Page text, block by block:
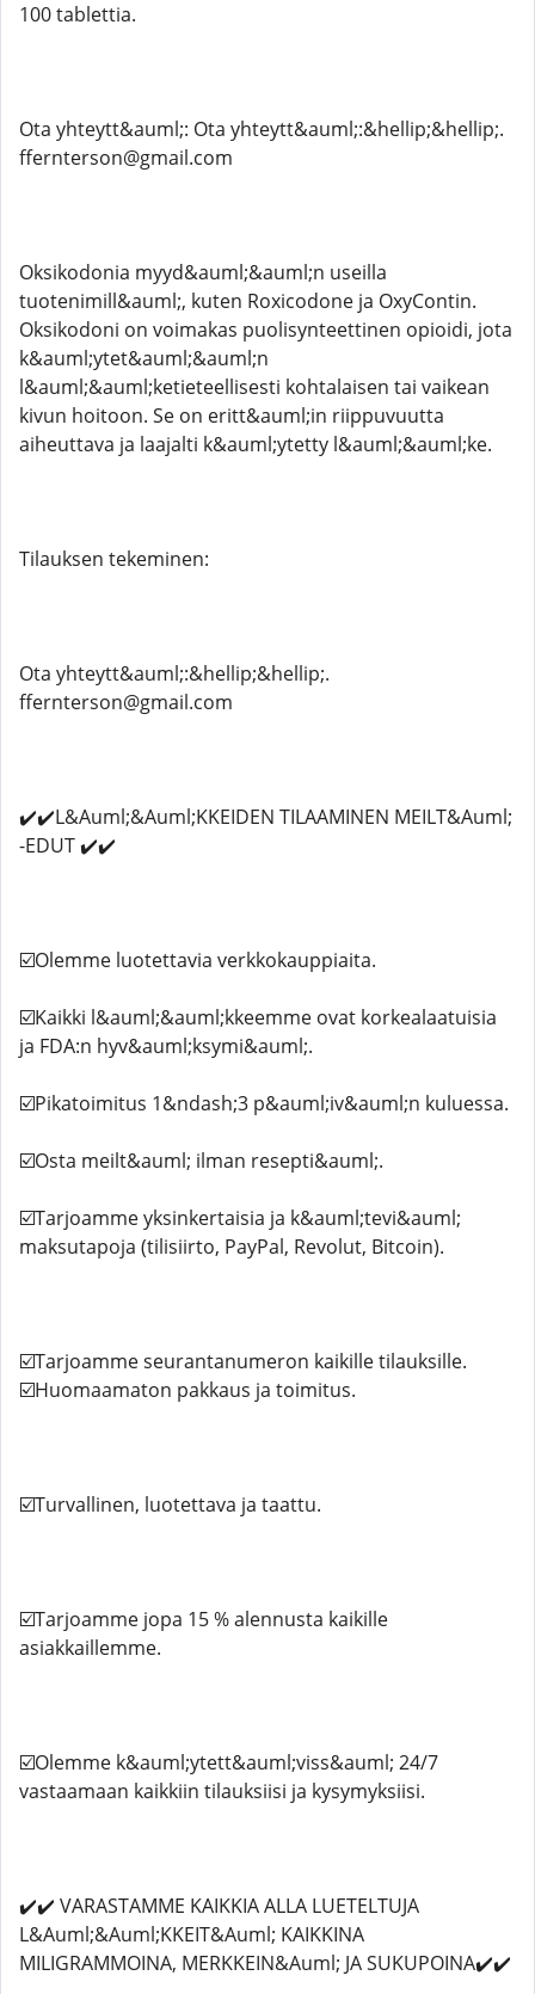
100 tablettia.
Ota yhteytt&auml;: Ota yhteytt&auml;:&hellip;&hellip;.
ffernterson@gmail.com
Oksikodonia myyd&auml;&auml;n useilla
tuotenimill&auml;, kuten Roxicodone ja OxyContin.
Oksikodoni on voimakas puolisynteettinen opioidi, jota
k&auml;ytet&auml;&auml;n
l&auml;&auml;ketieteellisesti kohtalaisen tai vaikean
kivun hoitoon. Se on eritt&auml;in riippuvuutta
aiheuttava ja laajalti k&auml;ytetty l&auml;&auml;ke.
Tilauksen tekeminen:
Ota yhteytt&auml;:&hellip;&hellip;.
ffernterson@gmail.com
✔️✔️L&Auml;&Auml;KKEIDEN TILAAMINEN MEILT&Auml;
-EDUT ✔️✔️
☑️Olemme luotettavia verkkokauppiaita.
☑️Kaikki l&auml;&auml;kkeemme ovat korkealaatuisia
ja FDA:n hyv&auml;ksymi&auml;.
☑️Pikatoimitus 1&ndash;3 p&auml;iv&auml;n kuluessa.
☑️Osta meilt&auml; ilman resepti&auml;.
☑️Tarjoamme yksinkertaisia ​​ja k&auml;tevi&auml;
maksutapoja (tilisiirto, PayPal, Revolut, Bitcoin).
☑️Tarjoamme seurantanumeron kaikille tilauksille.
☑️Huomaamaton pakkaus ja toimitus.
☑️Turvallinen, luotettava ja taattu.
☑️Tarjoamme jopa 15 % alennusta kaikille
asiakkaillemme.
☑️Olemme k&auml;ytett&auml;viss&auml; 24/7
vastaamaan kaikkiin tilauksiisi ja kysymyksiisi.
✔️✔️ VARASTAMME KAIKKIA ALLA LUETELTUJA
L&Auml;&Auml;KKEIT&Auml; KAIKKINA
MILIGRAMMOINA, MERKKEIN&Auml; JA SUKUPOINA✔️✔️